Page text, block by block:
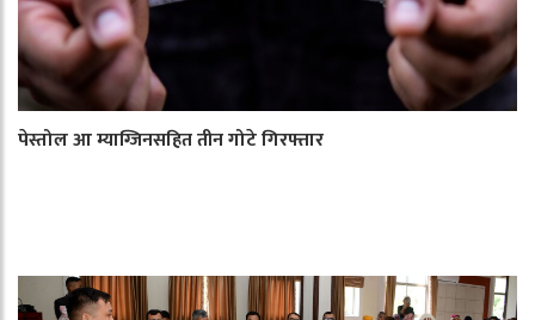
पेस्तोल आ म्याग्जिनसहित तीन गोटे गिरफ्तार